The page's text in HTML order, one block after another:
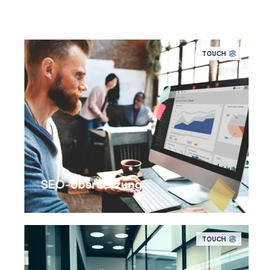
TOUCH
SEO-Übersetzung
TOUCH